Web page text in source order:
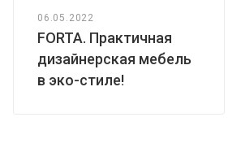
06.05.2022
FORTA. Практичная
дизайнерская мебель
в эко-стиле!